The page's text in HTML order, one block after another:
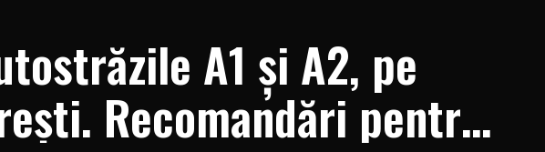
A1 și A2, pe
Recomandări pentru